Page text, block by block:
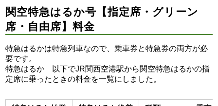
関空特急はるか号【指定席・グリーン
席・自由席】料金
特急はるかは特急列車なので、乗車券と特急券の両方が必
要です。
特急はるか 以下でJR関西空港駅から関空特急はるかの指
定席に乗ったときの料金を一覧にしました。